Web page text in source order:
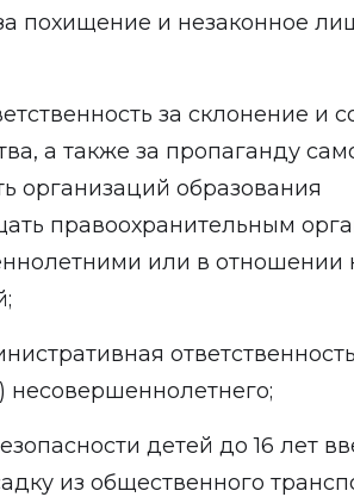
похищение и незаконное
за склонение и
а также за пропаганду
организаций образования
правоохранительным
или в отношении
несовершеннолетнего;
детей до 16 лет
из общественного